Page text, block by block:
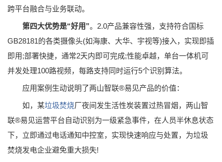
跨平台融合与业务联动。
第四大优势是“好用”。2.0产品兼容性强，支持符合国标
GB28181的各类摄像头(如海康、大华、宇视等)接入，实现即插
即用;部署快捷，通常2天内即可完成;性能卓越，单台一体机可
并发处理100路视频，每路支持同时运行5个识别算法。
应用案例生动说明了两山智联®易见产品的价值：
如，某垃圾焚烧厂夜间发生活性炭装置过热冒烟，两山智
联®️易见运营平台自动识别为一级紧急事件，在人员半休息状态
下，立即通过电话通知中控室，实现快速响应与处置，为垃圾
焚烧发电企业避免重大损失!